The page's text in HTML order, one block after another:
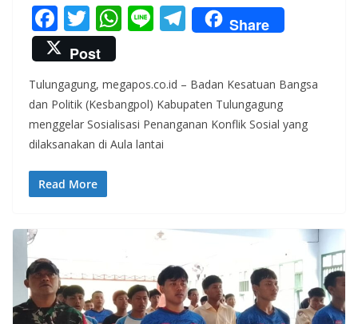
F
ac
e
b
o
o
k
T
w
itt
er
W
s
A
p
Li T
el
gr
a
Share
Post
Tulungagung, megapos.co.id – Badan Kesatuan Bangsa
dan Politik (Kesbangpol) Kabupaten Tulungagung
menggelar Sosialisasi Penanganan Konflik Sosial yang
dilaksanakan di Aula lantai
Read More